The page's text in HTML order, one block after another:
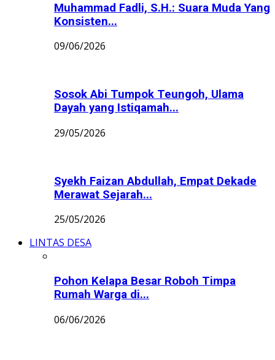
Muhammad Fadli, S.H.: Suara Muda Yang
Konsisten...
09/06/2026
Sosok Abi Tumpok Teungoh, Ulama
Dayah yang Istiqamah...
29/05/2026
Syekh Faizan Abdullah, Empat Dekade
Merawat Sejarah...
25/05/2026
LINTAS DESA
Pohon Kelapa Besar Roboh Timpa
Rumah Warga di...
06/06/2026